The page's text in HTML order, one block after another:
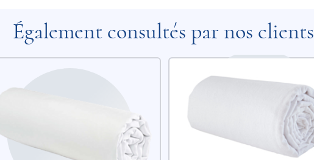
Également consultés par nos clients